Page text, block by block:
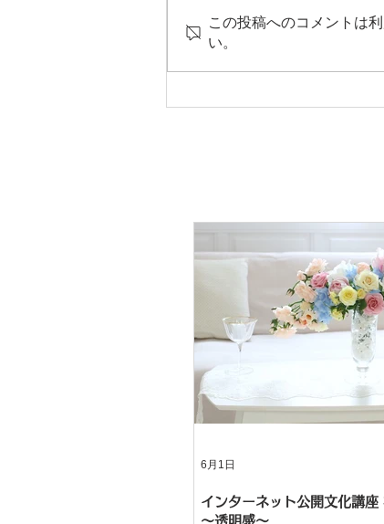
この投稿へのコメントは
い。
インターネット公開文化講座
～透明感～
6月1日